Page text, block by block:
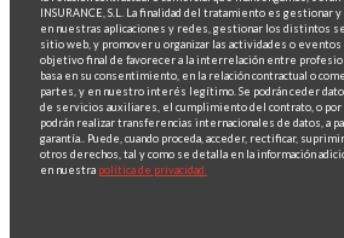
INSURANCE, S.L. La finalidad del tratamiento es
en nuestras aplicaciones y redes, gestionar los distintos
sitio web, y promover u organizar las actividades o
objetivo final de favorecer a la interrelación entre
basa en su consentimiento, en la relación contractual o
partes, y en nuestro interés legítimo. Se podrán ceder
de servicios auxiliares, el cumplimiento del contrato, o por
podrán realizar transferencias internacionales de datos, a
garantía.. Puede, cuando proceda, acceder, rectificar,
otros derechos, tal y como se detalla en la información
en nuestra política de privacidad.